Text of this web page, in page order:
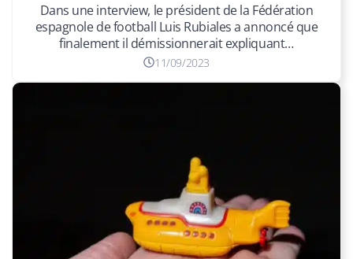
Dans une interview, le président de la Fédération
espagnole de football Luis Rubiales a annoncé que
finalement il démissionnerait expliquant…
11/09/2023